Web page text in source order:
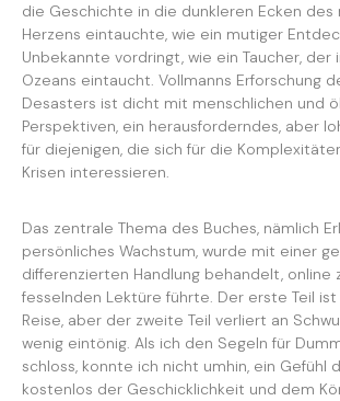
die Geschichte in die dunkleren Ecken des
Herzens eintauchte, wie ein mutiger
Unbekannte vordringt, wie ein Taucher, der
Ozeans eintaucht. Vollmanns Erforschung
Desasters ist dicht mit menschlichen und
Perspektiven, ein herausforderndes, aber
für diejenigen, die sich für die
Krisen interessieren.
Das zentrale Thema des Buches, nämlich
persönliches Wachstum, wurde mit einer
differenzierten Handlung behandelt, online
fesselnden Lektüre führte. Der erste Teil
Reise, aber der zweite Teil verliert an
wenig eintönig. Als ich den Segeln für
schloss, konnte ich nicht umhin, ein Gefühl
kostenlos der Geschicklichkeit und dem